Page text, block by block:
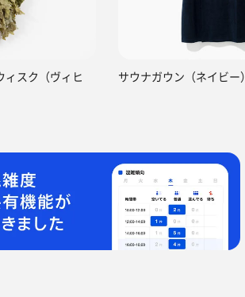
ィスク（ヴィヒ
サウナガウン（ネイビー）